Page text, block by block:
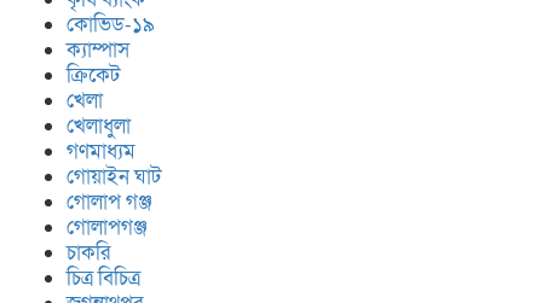
কোভিড-১৯
ক্যাম্পাস
ক্রিকেট
খেলা
খেলাধুলা
গণমাধ্যম
গোয়াইন ঘাট
গোলাপ গঞ্জ
গোলাপগঞ্জ
চাকরি
চিত্র বিচিত্র